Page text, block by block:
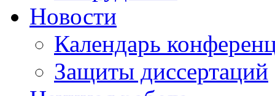
Новости
Календарь
Защиты диссертаций